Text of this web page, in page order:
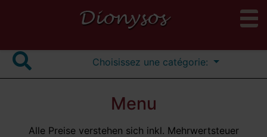
Choisissez une catégorie:
Menu
Alle Preise verstehen sich inkl. Mehrwertsteuer